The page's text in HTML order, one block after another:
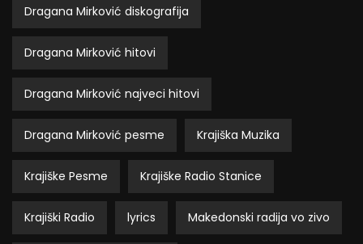
Dragana Mirković diskografija
Dragana Mirković hitovi
Dragana Mirković najveci hitovi
Dragana Mirković pesme Krajiška Muzika
Krajiške Pesme Krajiške Radio Stanice
Krajiški Radio lyrics Makedonski radija vo zivo